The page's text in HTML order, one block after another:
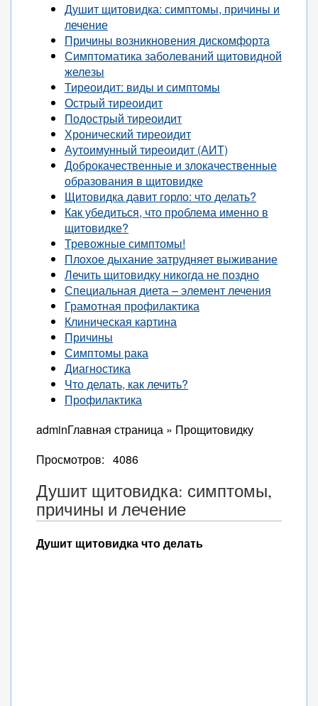
Душит щитовидка: симптомы, причины и
лечение
Причины возникновения дискомфорта
Симптоматика заболеваний щитовидной
железы
Тиреоидит: виды и симптомы
Острый тиреоидит
Подострый тиреоидит
Хронический тиреоидит
Аутоимунный тиреоидит (АИТ)
Доброкачественные и злокачественные
образования в щитовидке
Щитовидка давит горло: что делать?
Как убедиться, что проблема именно в
щитовидке?
Тревожные симптомы!
Плохое дыхание затрудняет выживание
Лечить щитовидку никогда не поздно
Специальная диета – элемент лечения
Грамотная профилактика
Клиническая картина
Причины
Симптомы рака
Диагностика
Что делать, как лечить?
Профилактика
adminГлавная страница » Прощитовидку
Просмотров: 4086
Душит щитовидка: симптомы,
причины и лечение
Душит щитовидка что делать